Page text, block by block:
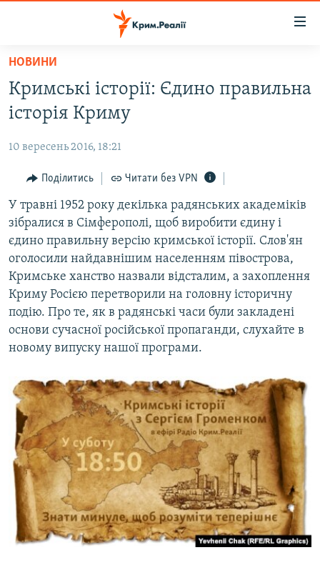
Перейти
основного
матеріалу
Перейти
до
навігації
Перейти
до
пошуку
ВОДА.КРИМ
ВІДЕО ТА ФОТО
ПОЛІТИКА
БЛОГИ
ПОГЛЯД
ІНТЕРВ'Ю
ВСЕ ЗА ДЕНЬ
СПЕЦПРОЕКТИ
ДЕПОРТАЦІЯ
ВІДЕОУРОКИ «ELIFBE»
УКРАЇНСЬКА ПРОБЛЕМА КРИМУ
ІНФОГРАФІКА
ЯК ОБІЙТИ БЛОКУВАННЯ
Русский
ДОЛУЧАЙСЯ!
Усі сайти RFE/RL
НОВИНИ
Кримські історії: Єдино правильна
історія Криму
10 вересень 2016, 18:21
Поділитись Читати без VPN
У травні 1952 року декілька радянських академіків
зібралися в Сімферополі, щоб виробити єдину і
єдино правильну версію кримської історії. Слов'ян
оголосили найдавнішим населенням півострова,
Кримське ханство назвали відсталим, а захоплення
Криму Росією перетворили на головну історичну
подію. Про те, як в радянські часи були закладені
основи сучасної російської пропаганди, слухайте в
новому випуску нашої програми.